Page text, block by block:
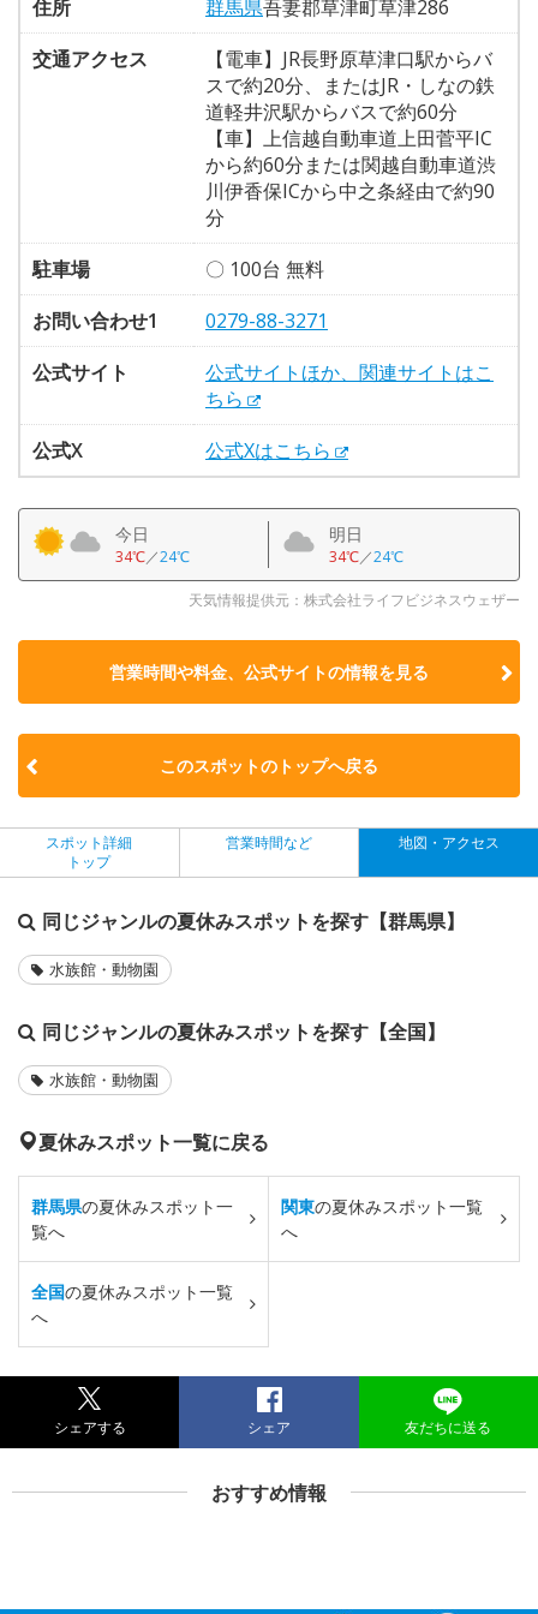
住所 群馬県吾妻郡草津町草津286
交通アクセス
【電車】JR長野原草津口駅からバ
スで約20分、またはJR・しなの鉄
道軽井沢駅からバスで約60分
【車】上信越自動車道上田菅平IC
から約60分または関越自動車道渋
川伊香保ICから中之条経由で約90
分
駐車場
〇 100台 無料
お問い合わせ1
0279-88-3271
公式サイト
公式サイトほか、関連サイトはこ
ちら
公式X
公式Xはこちら
今日
34℃／24℃
明日
34℃／24℃
天気情報提供元：株式会社ライフビジネスウェザー
営業時間や料金、公式サイトの情報を見る
このスポットのトップへ戻る
スポット詳細
トップ
営業時間など 地図・アクセス
同じジャンルの夏休みスポットを探す【群馬県】
水族館・動物園
同じジャンルの夏休みスポットを探す【全国】
水族館・動物園
夏休みスポット一覧に戻る
群馬県の夏休みスポット一
覧へ
関東の夏休みスポット一覧
へ
全国の夏休みスポット一覧
へ
シェアする シェア 友だちに送る
おすすめ情報